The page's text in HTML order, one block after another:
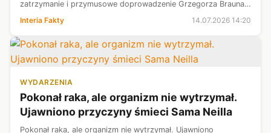
zatrzymanie i przymusowe doprowadzenie Grzegorza Brauna.
Według prokuratury Braun ignorował dotychczasowe wezwania
do stawienia sie na czynnośc...
Interia Fakty 14.07.2026 14:20
WYDARZENIA
Pokonał raka, ale organizm nie wytrzymał.
Ujawniono przyczyny śmieci Sama Neilla
Pokonał raka, ale organizm nie wytrzymał. Ujawniono